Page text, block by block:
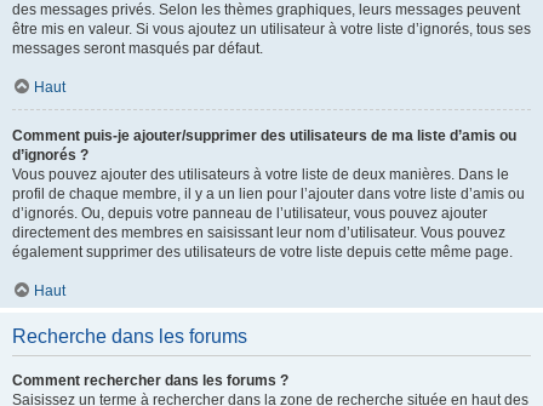
des messages privés. Selon les thèmes graphiques, leurs messages peuvent
être mis en valeur. Si vous ajoutez un utilisateur à votre liste d’ignorés, tous ses
messages seront masqués par défaut.
Haut
Comment puis-je ajouter/supprimer des utilisateurs de ma liste d’amis ou
d’ignorés ?
Vous pouvez ajouter des utilisateurs à votre liste de deux manières. Dans le
profil de chaque membre, il y a un lien pour l’ajouter dans votre liste d’amis ou
d’ignorés. Ou, depuis votre panneau de l’utilisateur, vous pouvez ajouter
directement des membres en saisissant leur nom d’utilisateur. Vous pouvez
également supprimer des utilisateurs de votre liste depuis cette même page.
Haut
Recherche dans les forums
Comment rechercher dans les forums ?
Saisissez un terme à rechercher dans la zone de recherche située en haut des